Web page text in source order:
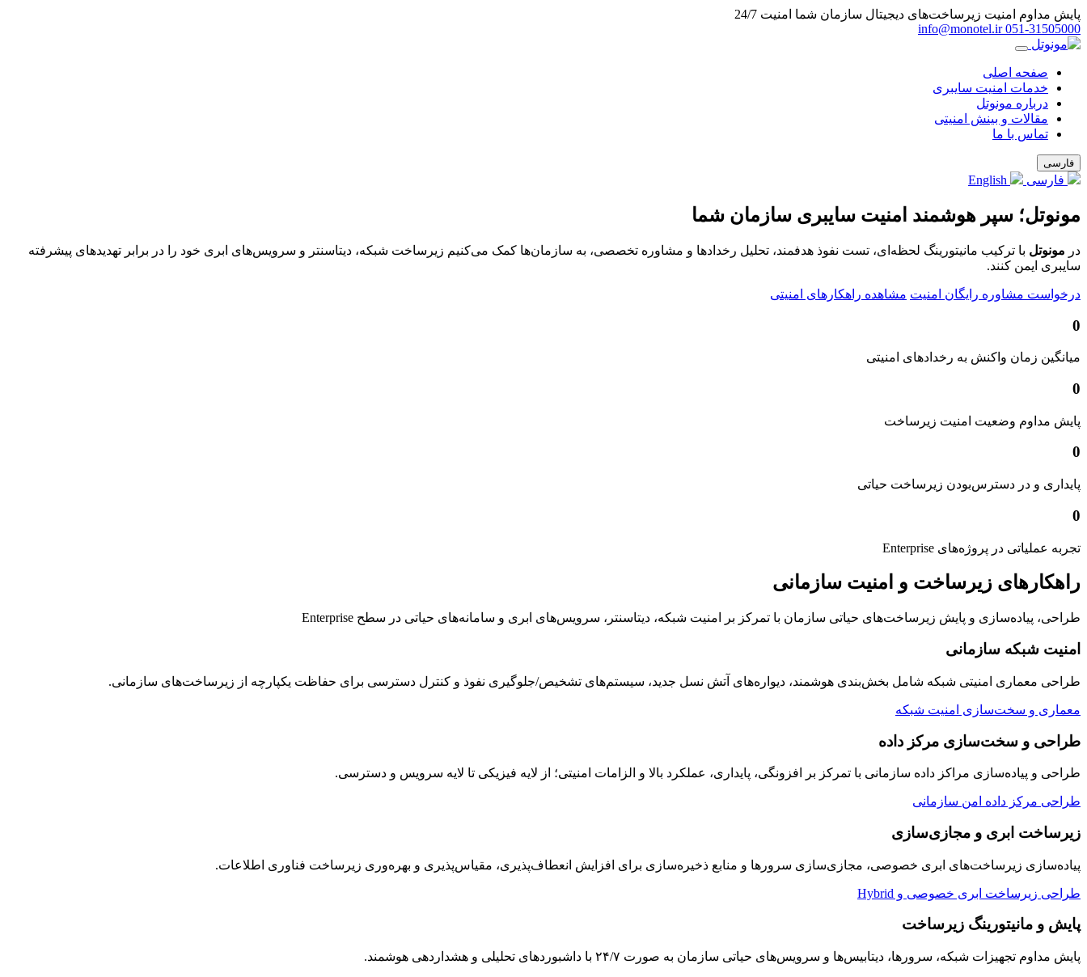
پایش مداوم امنیت زیرساخت‌های دیجیتال سازمان شما امنیت 24/7
info@monotel.ir 051‑31505000
صفحه اصلی
خدمات امنیت سایبری
درباره مونوتل
مقالات و بینش امنیتی
تماس با ما
فارسی
فارسی
مونوتل؛ سپر هوشمند امنیت سایبری سازمان شما
در مونوتل با ترکیب مانیتورینگ لحظه‌ای، تست نفوذ هدفمند، تحلیل رخدادها و مشاوره تخصصی، به سازمان‌ها کمک می‌کنیم زیرساخت شبکه، دیتاسنتر و سرویس‌های ابری خود را در برابر تهدیدهای پیشرفته
سایبری ایمن کنند.
درخواست مشاوره رایگان امنیت مشاهده راهکارهای امنیتی
0
میانگین زمان واکنش به رخدادهای امنیتی
0
پایش مداوم وضعیت امنیت زیرساخت
0
پایداری و در دسترس‌بودن زیرساخت حیاتی
0
تجربه عملیاتی در پروژه‌های Enterprise
راهکارهای زیرساخت و امنیت سازمانی
طراحی، پیاده‌سازی و پایش زیرساخت‌های حیاتی سازمان با تمرکز بر امنیت شبکه، دیتاسنتر، سرویس‌های ابری و سامانه‌های حیاتی در سطح Enterprise
امنیت شبکه سازمانی
طراحی معماری امنیتی شبکه شامل بخش‌بندی هوشمند، دیواره‌های آتش نسل جدید، سیستم‌های تشخیص/جلوگیری نفوذ و کنترل دسترسی برای حفاظت یکپارچه از زیرساخت‌های سازمانی.
معماری و سخت‌سازی امنیت شبکه
طراحی و سخت‌سازی مرکز داده
طراحی و پیاده‌سازی مراکز داده سازمانی با تمرکز بر افزونگی، پایداری، عملکرد بالا و الزامات امنیتی؛ از لایه فیزیکی تا لایه سرویس و دسترسی.
طراحی مرکز داده امن سازمانی
زیرساخت ابری و مجازی‌سازی
پیاده‌سازی زیرساخت‌های ابری خصوصی، مجازی‌سازی سرورها و منابع ذخیره‌سازی برای افزایش انعطاف‌پذیری، مقیاس‌پذیری و بهره‌وری زیرساخت فناوری اطلاعات.
طراحی زیرساخت ابری خصوصی و Hybrid
پایش و مانیتورینگ زیرساخت
پایش مداوم تجهیزات شبکه، سرورها، دیتابیس‌ها و سرویس‌های حیاتی سازمان به صورت ۲۴/۷ با داشبوردهای تحلیلی و هشداردهی هوشمند.